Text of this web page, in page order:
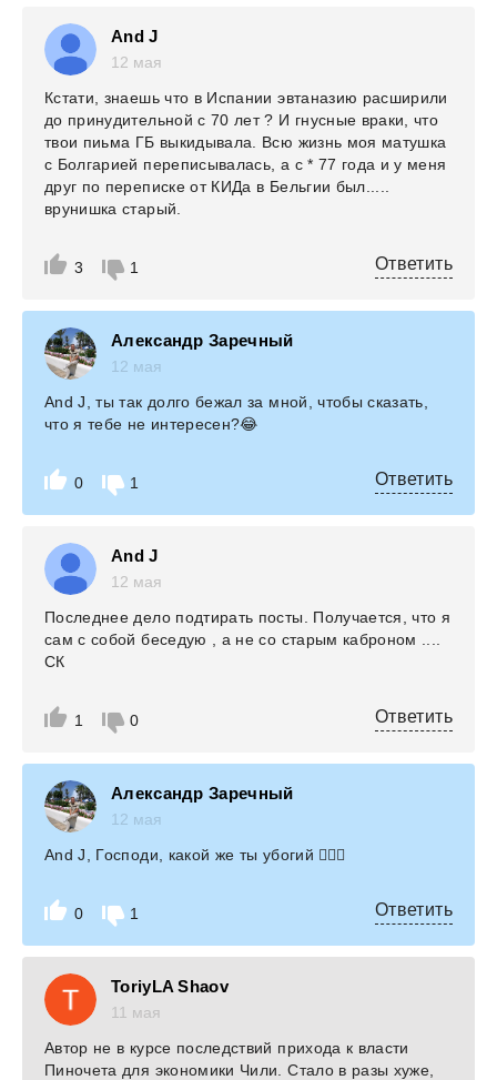
And J
12 мая
3 1
Кстати, знаешь что в Испании эвтаназию расширили
до принудительной с 70 лет ? И гнусные враки, что
твои пиьма ГБ выкидывала. Всю жизнь моя матушка
с Болгарией переписывалась, а с * 77 года и у меня
друг по переписке от КИДа в Бельгии был.....
врунишка старый.
Ответить
Александр Заречный
12 мая
0 1
And J, ты так долго бежал за мной, чтобы сказать,
что я тебе не интересен?😂
Ответить
And J
12 мая
1 0
Последнее дело подтирать посты. Получается, что я
сам с собой беседую , а не со старым каброном ....
СК
Ответить
Александр Заречный
12 мая
0 1
And J, Господи, какой же ты убогий 🤦🏻‍♂️
Ответить
ToriyLA Shaov
11 мая
Автор не в курсе последствий прихода к власти
Пиночета для экономики Чили. Стало в разы хуже,